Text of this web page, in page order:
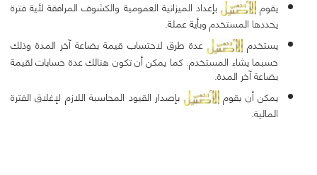
يقوم بإعداد الميزانية العمومية والكشوف المرافقة لأية فترة
يحددها المستخدم وبأية عملة.
يستخدم
عدة طرق لاحتساب قيمة بضاعة آخر المدة وذلك
حسبما يشاء المستخدم. كما يمكن أن تكون هنالك عدة حسابات لقيمة
بضاعة آخر المدة.
يمكن أن يقوم
بإصدار القيود المحاسبة اللازم لإغلاق الفترة
المالية.